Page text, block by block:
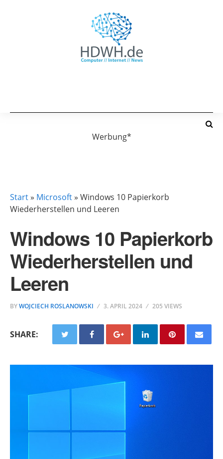
Werbung*
Start» Microsoft» Windows 10 Papierkorb
Wiederherstellen und Leeren
Windows 10 Papierkorb
Wiederherstellen und
Leeren
BYWOJCIECH ROSLANOWSKI 3. APRIL 2024 205 VIEWS
SHARE: